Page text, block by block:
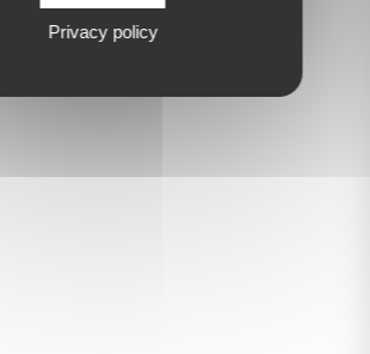
Privacy policy